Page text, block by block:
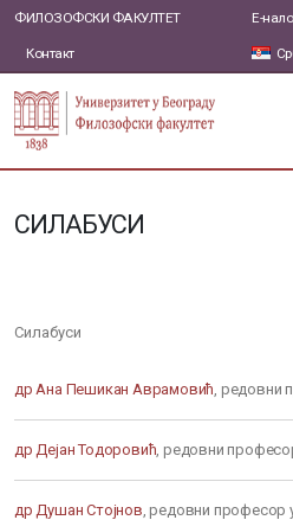
ФИЛОЗОФСКИ ФАКУЛТЕТ
Контакт
Е-
СИЛАБУСИ
Силабуси
др Ана Пешикан Аврамовић, редовни
др Дејан Тодоровић, редовни
др Душан Стојнов, редовни професор у